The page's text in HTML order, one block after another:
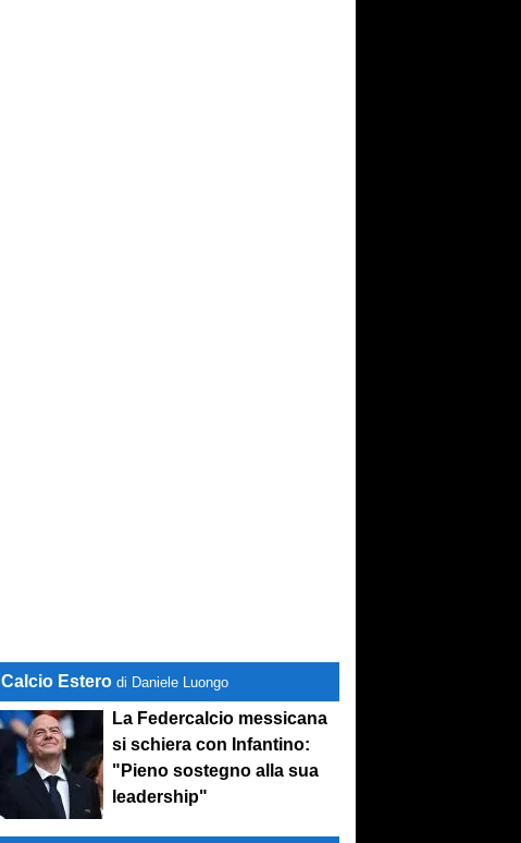
Calcio Estero di Daniele Luongo
La Federcalcio messicana
si schiera con Infantino:
"Pieno sostegno alla sua
leadership"